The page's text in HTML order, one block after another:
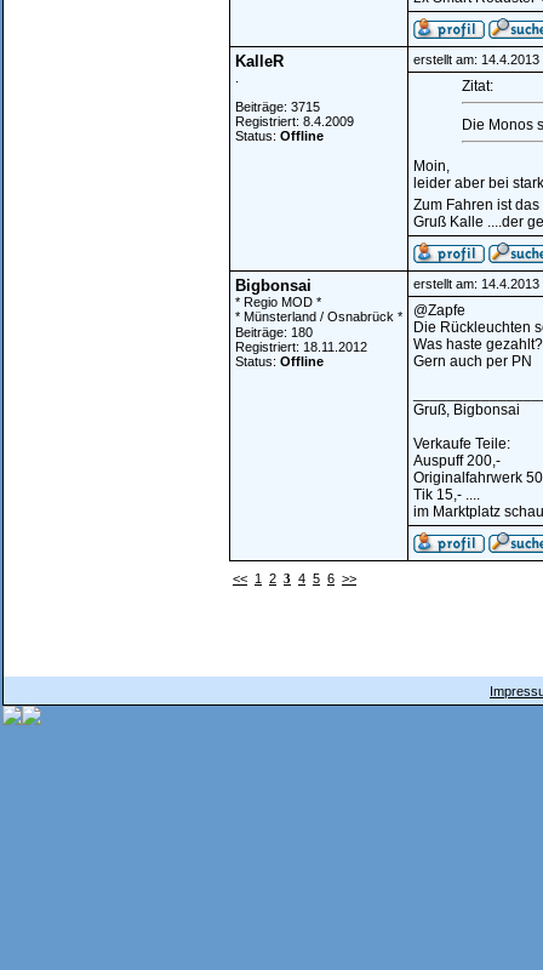
KalleR
Beiträge: 3715
Registriert: 8.4.2009
Status: Offline
erstellt am:
Zitat:
Die Monos
Moin,
leider aber bei
Zum Fahren ist
Gruß Kalle ....der
Bigbonsai
* Regio MOD *
* Münsterland / Osnabrück *
Beiträge: 180
Registriert: 18.11.2012
Status: Offline
erstellt am:
@Zapfe
Die Rückleuchten
Was haste gezahlt?
Gern auch per PN
Gruß, Bigbonsai
Verkaufe Teile:
Auspuff 200,-
Originalfahrwerk
Tik 15,- ....
im Marktplatz
<< 1 2 3 4 5 6 >>